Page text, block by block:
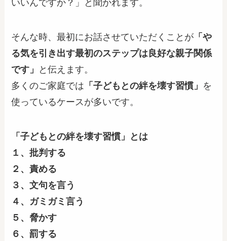
いいんですか？」と聞かれます。
そんな時、最初にお話させていただくことが 「や
る気を引き出す最初のステップは良好な親子関係
です」
と伝えます。
多くのご家庭では 「子どもとの絆を壊す習慣」 を
使っているケースが多いです。
「子どもとの絆を壊す習慣」とは
１、批判する
２、責める
３、文句を言う
４、ガミガミ言う
５、脅かす
６、罰する